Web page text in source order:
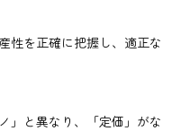
性を正確に把握し、適正な
」と異なり、「定価」がな